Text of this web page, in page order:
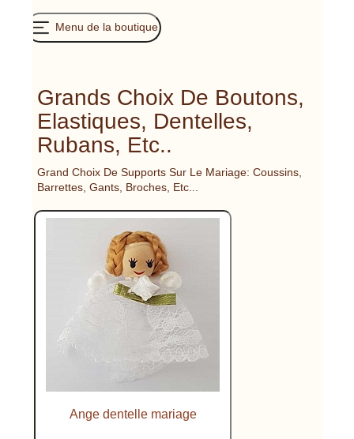
Menu de la boutique
Grands Choix De Boutons,
Elastiques, Dentelles,
Rubans, Etc..
Grand Choix De Supports Sur Le Mariage: Coussins,
Barrettes, Gants, Broches, Etc...
Ange dentelle mariage